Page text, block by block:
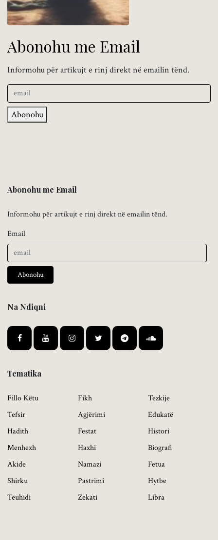
Abonohu me Email
Informohu për artikujt e rinj direkt në emailin tënd.
Abonohu
Abonohu me Email
Informohu për artikujt e rinj direkt në emailin tënd.
Email
Abonohu
Na Ndiqni
Tematika
Fillo Këtu
Tefsir
Hadith
Menhexh
Akide
Shirku
Teuhidi
Fikh
Agjërimi
Festat
Haxhi
Namazi
Pastrimi
Zekati
Tezkije
Edukatë
Histori
Biografi
Fetua
Hytbe
Libra